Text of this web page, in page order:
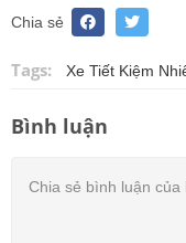
Chia sẻ
Tags: Xe Tiết Kiệm
Bình luận